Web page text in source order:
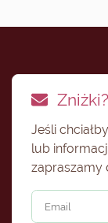
Jeśli
lub
zapraszamy